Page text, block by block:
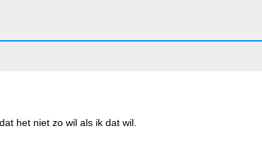
het niet zo wil als ik dat wil.